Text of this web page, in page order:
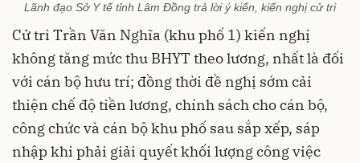
Lãnh đạo Sở Y tế tỉnh Lâm Đồng trả lời ý kiến, kiến nghị cử tri
Cử tri Trần Văn Nghĩa (khu phố 1) kiến nghị
không tăng mức thu BHYT theo lương, nhất là đối
với cán bộ hưu trí; đồng thời đề nghị sớm cải
thiện chế độ tiền lương, chính sách cho cán bộ,
công chức và cán bộ khu phố sau sắp xếp, sáp
nhập khi phải giải quyết khối lượng công việc